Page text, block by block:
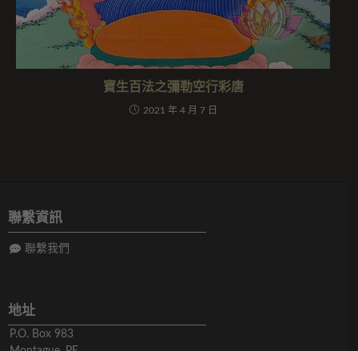
寶生百法之彌勒空行彩唐
2021 年 4 月 7 日
聯繫資訊
聯繫我們
地址
P.O. Box 983